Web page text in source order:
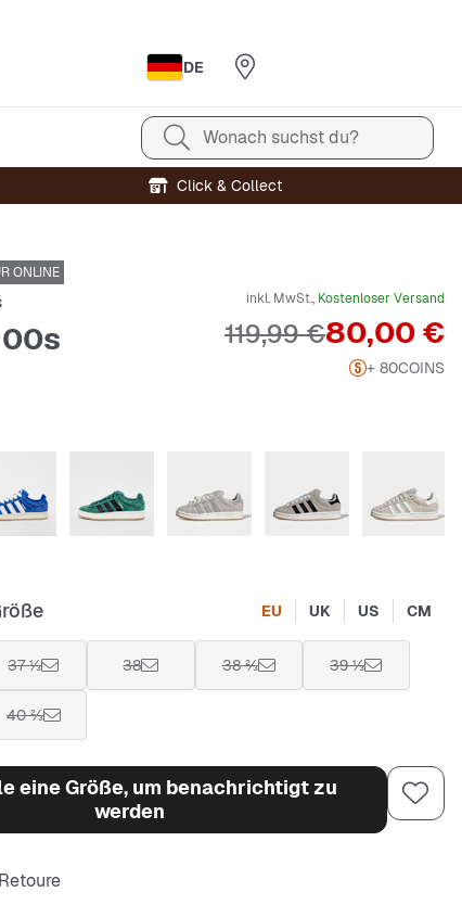
DE
Wonach suchst du?
Click & Collect
ONLINE
inkl. MwSt., Kostenloser Versand
Preis
80,00 €
Originalpreis
119,99 €
+ 80COINS
EU UK US CM
37 ⅓ 38 38 ⅔ 39 ⅓
40 ⅔
eine Größe, um benachrichtigt zu
werden